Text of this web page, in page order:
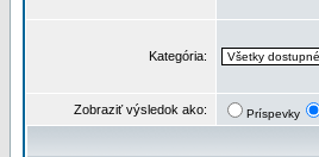
Kategória:
Zobraziť výsledok ako: Príspevky